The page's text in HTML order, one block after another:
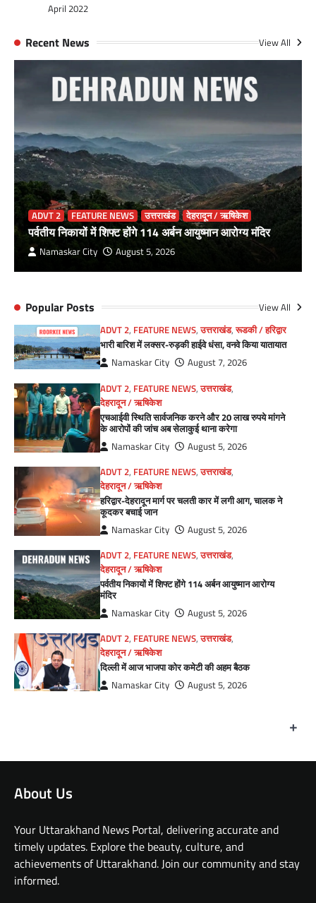
April 2022
Recent News View All
ADVT 2 FEATURE NEWS उत्तराखंड देहरादून / ऋषिकेश
पर्वतीय निकायों में शिफ्ट होंगे 114 अर्बन आयुष्मान आरोग्य मंदिर
Namaskar City August 5, 2026
Popular Posts View All
ADVT 2, FEATURE NEWS,उत्तराखंड,रूडकी / हरिद्वार
भारी बारिश में लक्सर-रुड़की हाईवे धंसा, वनवे किया यातायात
Namaskar City
August 7, 2026
ADVT 2, FEATURE NEWS,उत्तराखंड,
देहरादून / ऋषिकेश
एचआईवी स्थिति सार्वजनिक करने और 20 लाख रुपये मांगने
के आरोपों की जांच अब सेलाकुई थाना करेगा
Namaskar City
August 5, 2026
ADVT 2, FEATURE NEWS,उत्तराखंड,
देहरादून / ऋषिकेश
हरिद्वार-देहरादून मार्ग पर चलती कार में लगी आग, चालक ने
कूदकर बचाई जान
Namaskar City
August 5, 2026
ADVT 2, FEATURE NEWS,उत्तराखंड,
देहरादून / ऋषिकेश
पर्वतीय निकायों में शिफ्ट होंगे 114 अर्बन आयुष्मान आरोग्य
मंदिर
Namaskar City
August 5, 2026
ADVT 2, FEATURE NEWS,उत्तराखंड,
देहरादून / ऋषिकेश
दिल्ली में आज भाजपा कोर कमेटी की अहम बैठक
Namaskar City August 5, 2026
+
About Us
Your Uttarakhand News Portal, delivering accurate and
timely updates. Explore the beauty, culture, and
achievements of Uttarakhand. Join our community and stay
informed.